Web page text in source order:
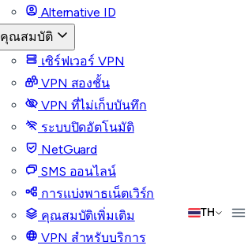
Alternative ID
คุณสมบัติ
เซิร์ฟเวอร์ VPN
VPN สองชั้น
VPN ที่ไม่เก็บบันทึก
ระบบปิดอัตโนมัติ
NetGuard
SMS ออนไลน์
การแบ่งพาธเน็ตเวิร์ก
คุณสมบัติเพิ่มเติม
VPN สำหรับบริการ
TH